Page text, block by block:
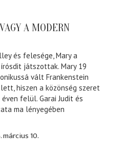
A MODERN
és felesége, Mary a
játszottak. Mary 19
vált Frankenstein
hiszen a közönség szeret
felül. Garai Judit és
ma lényegében
március 10.